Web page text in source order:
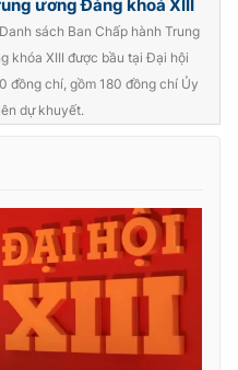
nếu không có sự chấp
VTV.vn khi phát hành lại
ương Đảng khoá XIII
sách Ban Chấp hành Trung
khóa XIII được bầu tại Đại hội
đồng chí, gồm 180 đồng chí Ủy
dự khuyết.